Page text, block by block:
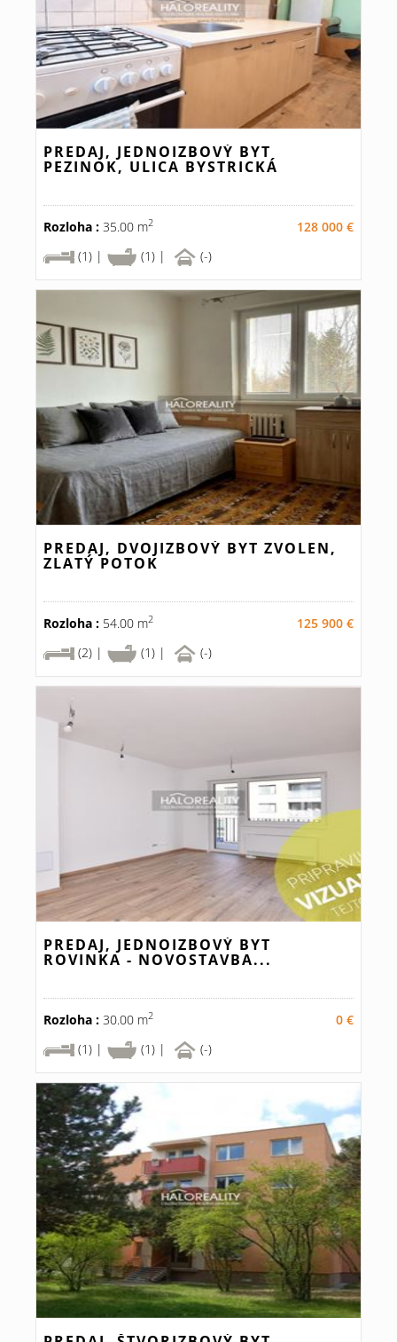
PREDAJ, JEDNOIZBOVÝ BYT
PEZINOK, ULICA BYSTRICKÁ
Rozloha : 35.00 m2
128 000 €
(1) |
(1) | (-)
PREDAJ, DVOJIZBOVÝ BYT ZVOLEN,
ZLATÝ POTOK
Rozloha : 54.00 m2
125 900 €
(2) |
(1) | (-)
PREDAJ, JEDNOIZBOVÝ BYT
ROVINKA - NOVOSTAVBA...
Rozloha : 30.00 m2
0 €
(1) |
(1) | (-)